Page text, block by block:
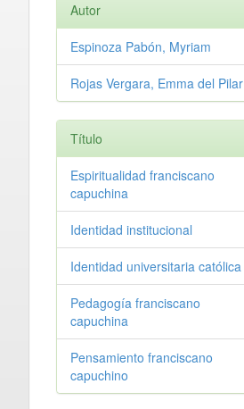
Autor
Espinoza Pabón, Myriam
Rojas Vergara, Emma del Pilar
Título
Espiritualidad franciscano
capuchina
Identidad institucional
Identidad universitaria católica
Pedagogía franciscano
capuchina
Pensamiento franciscano
capuchino